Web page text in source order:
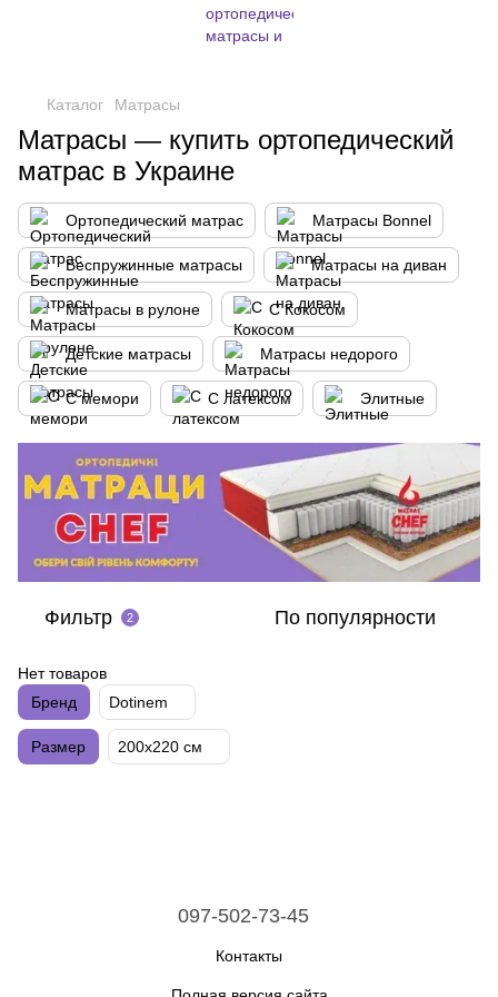
Каталог Матрасы
Матрасы — купить ортопедический
матрас в Украине
Ортопедический матрас Матрасы Bonnel
Беспружинные матрасы Матрасы на диван
Матрасы в рулоне С Кокосом
Детские матрасы Матрасы недорого
С мемори С латексом Элитные
Фильтр 2 По популярности
Нет товаров
Бренд
Dotinem
Размер 200х220 см
097-502-73-45
Контакты